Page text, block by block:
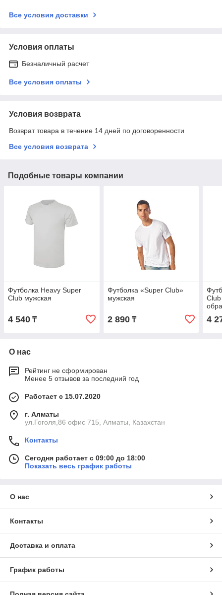
Все условия доставки
Условия оплаты
Безналичный расчет
Все условия оплаты
Условия возврата
Возврат товара в течение 14 дней по договоренности
Все условия возврата
Подобные товары компании
Футболка Heavy Super
Club мужская
4 540 ₸
Футболка «Super Club»
мужская
2 890₸ 4
О нас
Рейтинг не сформирован
Менее 5 отзывов за последний год
Работает с 15.07.2020
г. Алматы
ул.Гоголя,86 офис 715, Алматы, Казахстан
Контакты
Сегодня работает с 09:00 до 18:00
Показать весь график работы
О нас
Контакты
Доставка и оплата
График работы